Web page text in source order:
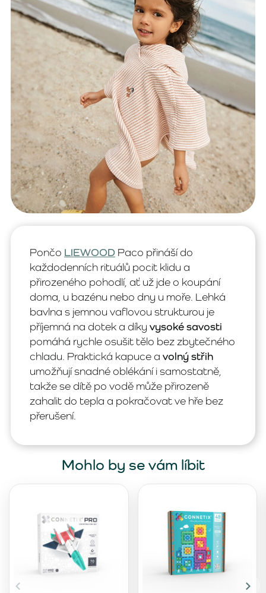
Pončo LIEWOOD Paco přináší do
každodenních rituálů pocit klidu a
přirozeného pohodlí, ať už jde o koupání
doma, u bazénu nebo dny u moře. Lehká
bavlna s jemnou vaflovou strukturou je
příjemná na dotek a díky vysoké savosti
pomáhá rychle osušit tělo bez zbytečného
chladu. Praktická kapuce a volný střih
umožňují snadné oblékání i samostatně,
takže se dítě po vodě může přirozeně
zahalit do tepla a pokračovat ve hře bez
přerušení.
Mohlo by se vám líbit